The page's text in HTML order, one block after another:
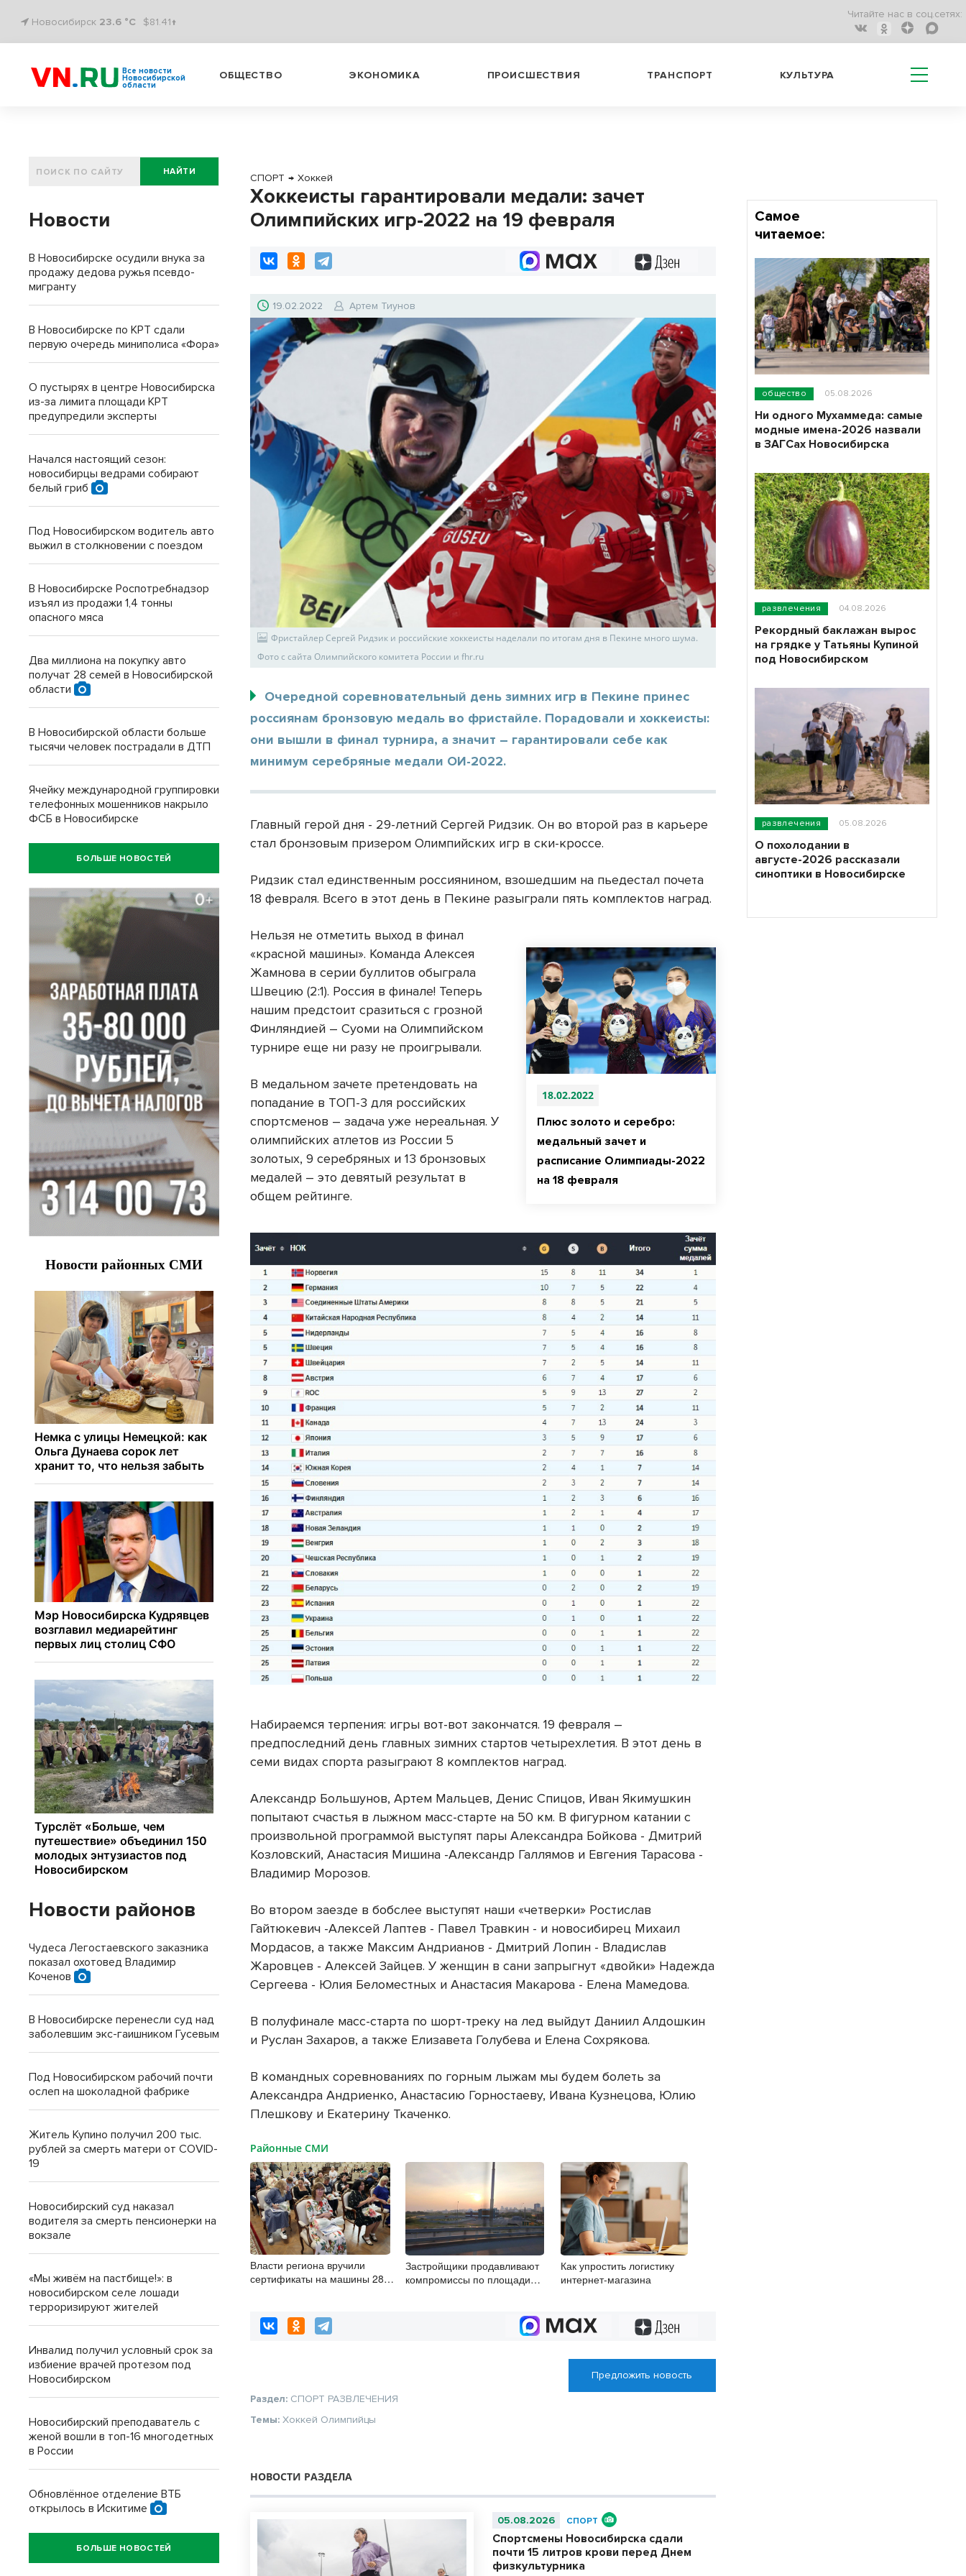
Новосибирск 23.6 °C $81.41↑
Читайте нас в соц.сетях:
Все новости
Новосибирской
области
ОБЩЕСТВО ЭКОНОМИКА ПРОИСШЕСТВИЯ ТРАНСПОРТ КУЛЬТУРА
СПОРТ → Хоккей
Хоккеисты гарантировали медали: зачет
Олимпийских игр-2022 на 19 февраля
19.02.2022 Артем Тиунов
Фристайлер Сергей Ридзик и российские хоккеисты наделали по итогам дня в Пекине много шума.
Фото с сайта Олимпийского комитета России и fhr.ru
Очередной соревновательный день зимних игр в Пекине принес
россиянам бронзовую медаль во фристайле. Порадовали и хоккеисты:
они вышли в финал турнира, а значит – гарантировали себе как
минимум серебряные медали ОИ-2022.
Главный герой дня - 29-летний Сергей Ридзик. Он во второй раз в карьере
стал бронзовым призером Олимпийских игр в ски-кроссе.
Ридзик стал единственным россиянином, взошедшим на пьедестал почета
18 февраля. Всего в этот день в Пекине разыграли пять комплектов наград.
18.02.2022
Плюс золото и серебро:
медальный зачет и
расписание Олимпиады-2022
на 18 февраля
Нельзя не отметить выход в финал
«красной машины». Команда Алексея
Жамнова в серии буллитов обыграла
Швецию (2:1). Россия в финале! Теперь
нашим предстоит сразиться с грозной
Финляндией – Суоми на Олимпийском
турнире еще ни разу не проигрывали.
В медальном зачете претендовать на
попадание в ТОП-3 для российских
спортсменов – задача уже нереальная. У
олимпийских атлетов из России 5
золотых, 9 серебряных и 13 бронзовых
медалей – это девятый результат в
общем рейтинге.
Набираемся терпения: игры вот-вот закончатся. 19 февраля –
предпоследний день главных зимних стартов четырехлетия. В этот день в
семи видах спорта разыграют 8 комплектов наград.
Александр Большунов, Артем Мальцев, Денис Спицов, Иван Якимушкин
попытают счастья в лыжном масс-старте на 50 км. В фигурном катании с
произвольной программой выступят пары Александра Бойкова - Дмитрий
Козловский, Анастасия Мишина -Александр Галлямов и Евгения Тарасова -
Владимир Морозов.
Во втором заезде в бобслее выступят наши «четверки» Ростислав
Гайтюкевич -Алексей Лаптев - Павел Травкин - и новосибирец Михаил
Мордасов, а также Максим Андрианов - Дмитрий Лопин - Владислав
Жаровцев - Алексей Зайцев. У женщин в сани запрыгнут «двойки» Надежда
Сергеева - Юлия Беломестных и Анастасия Макарова - Елена Мамедова.
В полуфинале масс-старта по шорт-треку на лед выйдут Даниил Алдошкин
и Руслан Захаров, а также Елизавета Голубева и Елена Сохрякова.
В командных соревнованиях по горным лыжам мы будем болеть за
Александра Андриенко, Анастасию Горностаеву, Ивана Кузнецова, Юлию
Плешкову и Екатерину Ткаченко.
Районные СМИ
Власти региона вручили
сертификаты на машины 28
Застройщики продавливают
компромиссы по площади
Как упростить логистику
интернет-магазина
Предложить новость
Раздел: СПОРТ РАЗВЛЕЧЕНИЯ
Темы:Хоккей Олимпийцы
НОВОСТИ РАЗДЕЛА
05.08.2026 СПОРТ
Спортсмены Новосибирска сдали
почти 15 литров крови перед Днем
физкультурника
НАЙТИ
Новости
В Новосибирске осудили внука за
продажу дедова ружья псевдо-
мигранту
В Новосибирске по КРТ сдали
первую очередь миниполиса «Фора»
О пустырях в центре Новосибирска
из-за лимита площади КРТ
предупредили эксперты
Начался настоящий сезон:
новосибирцы ведрами собирают
белый гриб
Под Новосибирском водитель авто
выжил в столкновении с поездом
В Новосибирске Роспотребнадзор
изъял из продажи 1,4 тонны
опасного мяса
Два миллиона на покупку авто
получат 28 семей в Новосибирской
области
В Новосибирской области больше
тысячи человек пострадали в ДТП
Ячейку международной группировки
телефонных мошенников накрыло
ФСБ в Новосибирске
БОЛЬШЕ НОВОСТЕЙ
Новости районов
Чудеса Легостаевского заказника
показал охотовед Владимир
Коченов
В Новосибирске перенесли суд над
заболевшим экс-гаишником Гусевым
Под Новосибирском рабочий почти
ослеп на шоколадной фабрике
Житель Купино получил 200 тыс.
рублей за смерть матери от COVID-
19
Новосибирский суд наказал
водителя за смерть пенсионерки на
вокзале
«Мы живём на пастбище!»: в
новосибирском селе лошади
терроризируют жителей
Инвалид получил условный срок за
избиение врачей протезом под
Новосибирском
Новосибирский преподаватель с
женой вошли в топ-16 многодетных
в России
Обновлённое отделение ВТБ
открылось в Искитиме
БОЛЬШЕ НОВОСТЕЙ
Самое
читаемое:
общество 05.08.2026
Ни одного Мухаммеда: самые
модные имена-2026 назвали
в ЗАГСах Новосибирска
развлечения 04.08.2026
Рекордный баклажан вырос
на грядке у Татьяны Купиной
под Новосибирском
развлечения 05.08.2026
О похолодании в
августе-2026 рассказали
синоптики в Новосибирске